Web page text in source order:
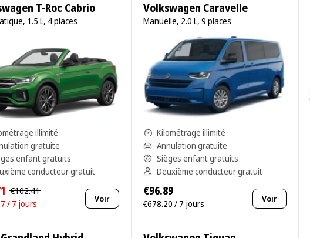
T-Roc Cabrio
1.5 L, 4 places
illimité
gratuite
enfant gratuits
conducteur gratuit
€102.41
/ 7 jours
Voir
Volkswagen Caravelle
Manuelle, 2.0 L, 9 places
Kilométrage illimité
Annulation gratuite
Sièges enfant gratuits
Deuxième conducteur gratuit
€96.89
€678.20 / 7 jours Voir